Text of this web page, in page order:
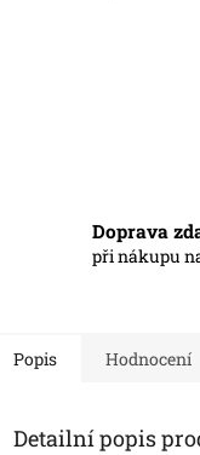
Doprava
při nákupu
Popis Hodnocení
Detailní popis